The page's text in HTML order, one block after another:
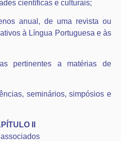
científicas e culturais;
anual, de uma revista ou
à Língua Portuguesa e às
pertinentes a matérias de
seminários, simpósios e
II